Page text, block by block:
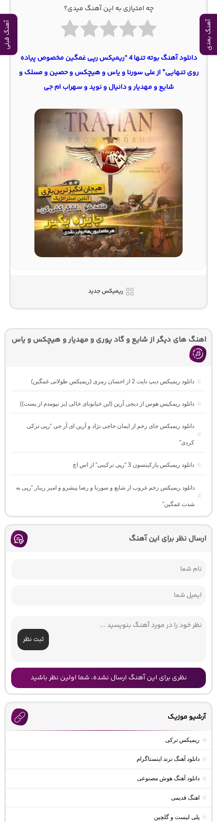
آهنگ بعدی آهنگ قبلی
چه امتیازی به این آهنگ میدی؟
دانلود آهنگ بوته تنها 4 “ریمیکس رپی غمگین مخصوص پیاده
روی تنهایی” از علی سورنا و یاس و هیچکس و حصین و مسلک و
شایع و مهدیار و دانیال و نوید و سهراب ام جی
ریمیکس جدید
اهنگ های دیگر از شایع و گاد پوری و مهدیار و هیچکس و یاس
دانلود ریمیکس دیپ نایت 2 از احسان رمزی (ریمیکس طولانی غمگین)
دانلود ریمکیس هوس از دیجی آرین (این خیابونای خالی (بر نیومدم از پست))
دانلود ریمیکس جای زخم از ایمان حاجی نژاد و آرین ای آر جی “رپی ترکی
کردی”
دانلود ریمیکس پارکینسون 3 “رپی ترکیبی” از اس اچ
دانلود ریمیکس زخم غروب از شایع و سورنا و رضا پیشرو و امیر ریبار “رپی به
شدت غمگین”
ارسال نظر برای این آهنگ
ثبت نظر
نظری برای این آهنگ ارسال نشده، شما اولین نظر باشید
آرشیو موزیک
ریمیکس ترکی
دانلود آهنگ ترند اینستاگرام
دانلود آهنگ هوش مصنوعی
اهنگ قدیمی
پلی لیست و گلچین